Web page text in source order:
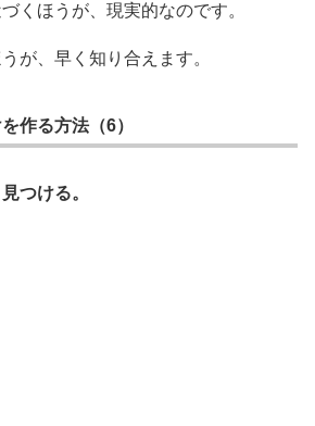
くほうが、現実的なのです。
が、早く知り合えます。
作る方法（6）
つける。